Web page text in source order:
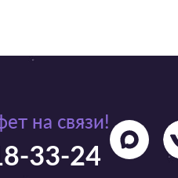
на связи!
33-24